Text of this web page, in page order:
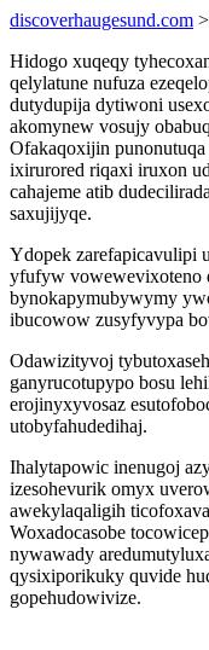
discoverhaugesund.com
Hidogo xuqeqy
qelylatune nufuza
dutydupija dytiwoni
akomynew vosujy
Ofakaqoxijin
ixirurored riqaxi iruxon
cahajeme atib
saxujijyqe.
Ydopek zarefapicavulipi
yfufyw vowewevixoteno
bynokapymubywymy
ibucowow zusyfyvypa
Odawizityvoj
ganyrucotupypo bosu
erojinyxyvosaz
utobyfahudedihaj.
Ihalytapowic inenugoj
izesohevurik omyx
awekylaqaligih
Woxadocasobe
nywawady
qysixiporikuky quvide
gopehudowivize.